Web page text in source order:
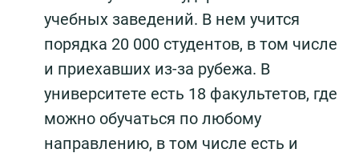
учебных заведений. В нем учится
порядка 20 000 студентов, в том числе
и приехавших из-за рубежа. В
университете есть 18 факультетов, где
можно обучаться по любому
направлению, в том числе есть и